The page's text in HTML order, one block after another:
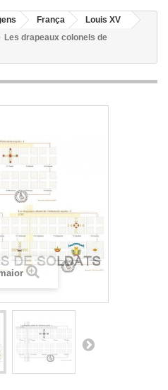
França
Louis XV
Les drapeaux colonels de